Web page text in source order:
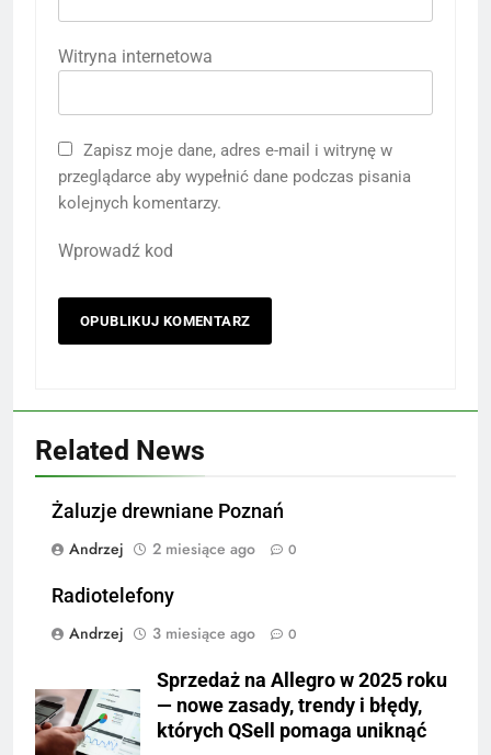
Witryna internetowa
Zapisz moje dane, adres e-mail i witrynę w
przeglądarce aby wypełnić dane podczas pisania
kolejnych komentarzy.
Wprowadź kod
Related News
Żaluzje drewniane Poznań
Andrzej
2 miesiące ago 0
Radiotelefony
Andrzej
3 miesiące ago 0
Sprzedaż na Allegro w 2025 roku
— nowe zasady, trendy i błędy,
których QSell pomaga uniknąć